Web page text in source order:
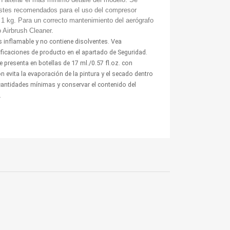
recomendados para el uso del compresor
kg. Para un correcto mantenimiento del aerógrafo
Cleaner.
inflamable y no contiene disolventes. Vea
de producto en el apartado de Seguridad.
presenta en botellas de 17 ml./0.57 fl.oz. con
evita la evaporación de la pintura y el secado dentro
mínimas y conservar el contenido del